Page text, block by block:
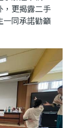
，更揭露二手
一同承諾勸籲